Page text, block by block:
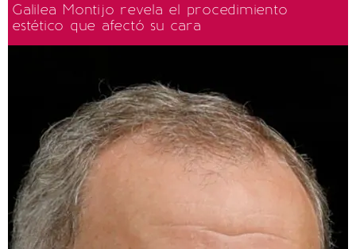
Galilea Montijo revela el procedimiento
estético que afectó su cara